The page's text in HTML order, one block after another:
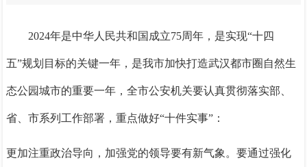
2024年是中华人民共和国成立75周年，是实现“十四
五”规划目标的关键一年，是我市加快打造武汉都市圈自然生
态公园城市的重要一年，全市公安机关要认真贯彻落实部、
省、市系列工作部署，重点做好“十件实事”：
更加注重政治导向，加强党的领导要有新气象。要通过强化